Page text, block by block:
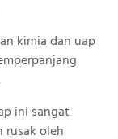
kimia dan uap
ini sangat
rusak oleh